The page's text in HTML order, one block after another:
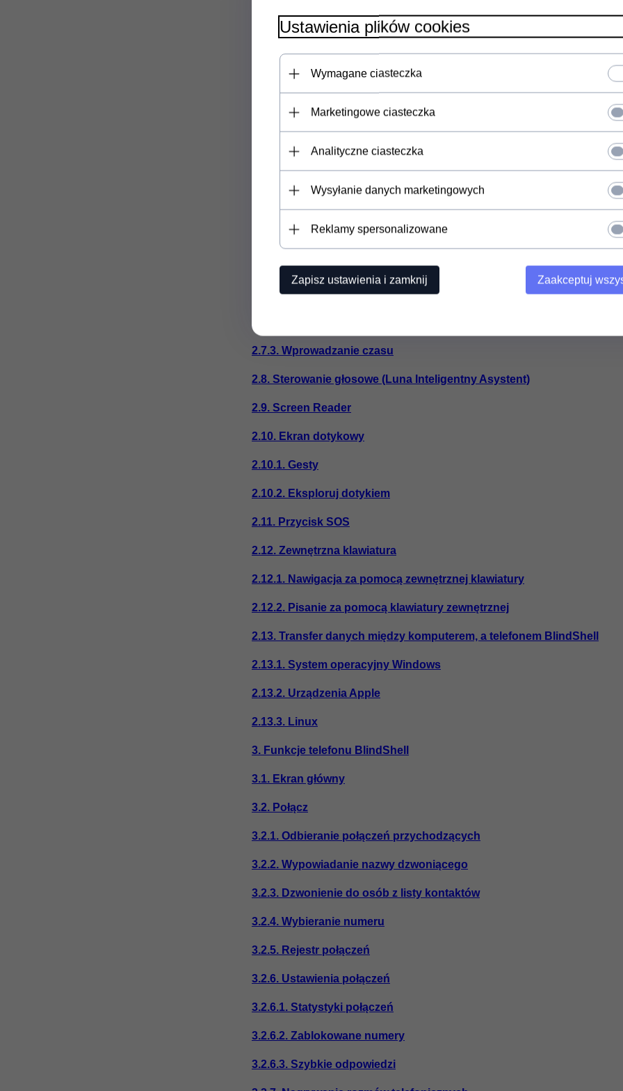
2.3.1. Krótkie naciśnięcie
2.3.3. Kopiuj/wklej tekst
2.4. Prawy przycisk akcji
2.5. Boczny przycisk akcji
2.6.1. Przycisk gwiazdka
2.6.2. Przycisk krzyżyk
2.7. Wprowadzanie tekstu
2.7.1. Wprowadzanie tekstu za pomocą klawiatury
2.7.3. Wprowadzanie czasu
2.8. Sterowanie głosowe (Luna Inteligentny Asystent)
2.9. Screen Reader
2.10. Ekran dotykowy
2.10.1. Gesty
2.10.2. Eksploruj dotykiem
2.11. Przycisk SOS
2.12. Zewnętrzna klawiatura
2.12.1. Nawigacja za pomocą zewnętrznej klawiatury
2.12.2. Pisanie za pomocą klawiatury zewnętrznej
2.13. Transfer danych między komputerem, a telefonem BlindShell
2.13.1. System operacyjny Windows
2.13.2. Urządzenia Apple
2.13.3. Linux
3. Funkcje telefonu BlindShell
3.1. Ekran główny
3.2. Połącz
3.2.1. Odbieranie połączeń przychodzących
3.2.2. Wypowiadanie nazwy dzwoniącego
3.2.3. Dzwonienie do osób z listy kontaktów
3.2.4. Wybieranie numeru
3.2.5. Rejestr połączeń
3.2.6. Ustawienia połączeń
3.2.6.1. Statystyki połączeń
3.2.6.2. Zablokowane numery
3.2.6.3. Szybkie odpowiedzi
Ustawienia plików cookies
Wymagane ciasteczka
Marketingowe ciasteczka
Analityczne ciasteczka
Wysyłanie danych marketingowych
Reklamy spersonalizowane
Zapisz ustawienia i zamknij Zaakceptuj